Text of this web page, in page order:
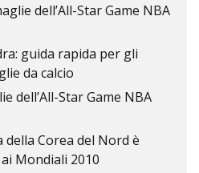
dell’All-Star Game NBA
guida rapida per gli
da calcio
dell’All-Star Game NBA
della Corea del Nord è
Mondiali 2010